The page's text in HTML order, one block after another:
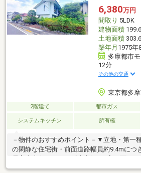
ヨーカドー 多摩センター店：1300m(徒歩
センター：1400m(徒歩約21分)□豊ヶ丘北公
6,380万円
間取り 5LDK
建物面積
土地面積
築年月 1975年
多摩都市
12分
その他の交通
東京都多摩
2階建て 都市ガス
システムキッチン 所有権
－物件のおすすめポイント－▼立地・第一
の閑静な住宅街・前面道路幅員約9.4mにつ
居室南東向きにつき採光良好・3室に面す
面室・トイレ有・お庭付・駐車場有(車種